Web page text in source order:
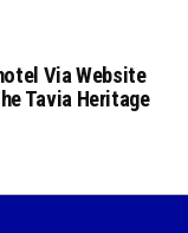
Via Website
Tavia Heritage